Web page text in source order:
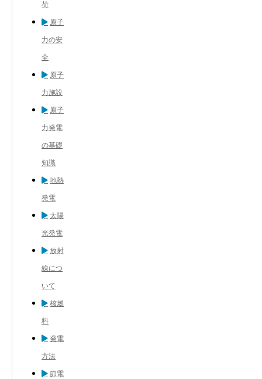
荷
原子
力の安
全
原子
力施設
原子
力発電
の基礎
知識
地熱
発電
太陽
光発電
放射
線につ
いて
核燃
料
発電
方法
節電